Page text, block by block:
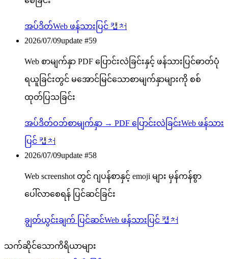
အပ်ဒိတ်Web ဖန်သားပြင် 캡처
2026/07/09update #59
Web စာမျက်နှာ PDF ပြောင်းလဲခြင်းနှင့် ဖန်သားပြင်ဓာတ်ပုံ
ရယူခြင်းတွင် မအောင်မြင်သောစာမျက်နှာများကို စစ်
ထုတ်ပြသခြင်း
အပ်ဒိတ်ဝဘ်စာမျက်နှာ → PDF ပြောင်းလဲခြင်းWeb ဖန်သား
ပြင် 캡처
2026/07/09update #58
Web screenshot တွင် ဂျပန်စာနှင့် emoji များ မှန်ကန်စွာ
ပေါ်လာစေရန် ပြင်ဆင်ခြင်း
ချွတ်ယွင်းချက် ပြင်ဆင်Web ဖန်သားပြင် 캡처
သက်ဆိုင်သောကိရိယာများ